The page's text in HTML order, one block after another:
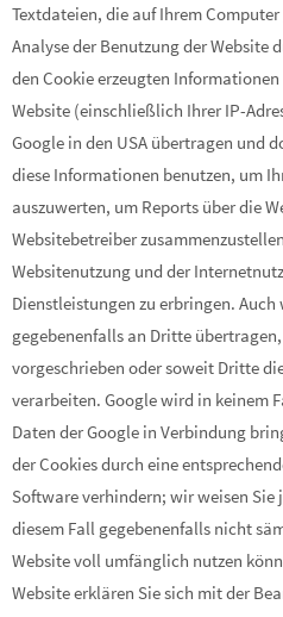
Textdateien, die auf Ihrem
Analyse der Benutzung der Website
den Cookie erzeugten
Website (einschließlich Ihrer IP-
Google in den USA übertragen und
diese Informationen benutzen, um
auszuwerten, um Reports über die
Websitebetreiber
Websitenutzung und der
Dienstleistungen zu erbringen.
gegebenenfalls an Dritte
vorgeschrieben oder soweit Dritte
verarbeiten. Google wird in keinem
Daten der Google in Verbindung
der Cookies durch eine
Software verhindern; wir weisen Sie
diesem Fall gegebenenfalls nicht
Website voll umfänglich nutzen
Website erklären Sie sich mit der